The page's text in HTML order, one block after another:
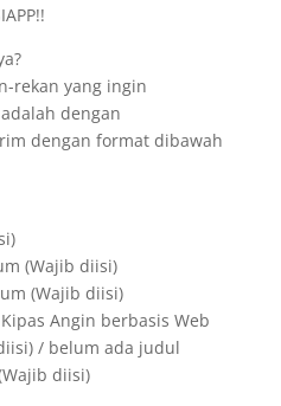
rekan yang ingin
dengan
dengan format dibawah
(Wajib diisi)
(Wajib diisi)
Angin berbasis Web
/ belum ada judul
diisi)